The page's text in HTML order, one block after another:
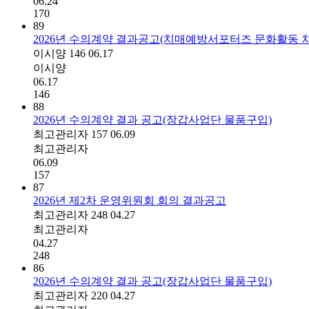
170
89
2026년 수의계약 결과공고(치매예방서포터즈 문화활동
이시양 146 06.17
이시양
06.17
146
88
2026년 수의계약 결과 공고(장갑사업단 물품구입)
최고관리자 157 06.09
최고관리자
06.09
157
87
2026년 제2차 운영위원회 회의 결과공고
최고관리자 248 04.27
최고관리자
04.27
248
86
2026년 수의계약 결과 공고(장갑사업단 물품구입)
최고관리자 220 04.27